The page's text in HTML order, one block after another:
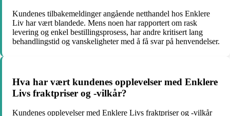
Kundenes tilbakemeldinger angående netthandel hos Enklere
Liv har vært blandede. Mens noen har rapportert om rask
levering og enkel bestillingsprosess, har andre kritisert lang
behandlingstid og vanskeligheter med å få svar på henvendelser.
Hva har vært kundenes opplevelser med Enklere
Livs fraktpriser og -vilkår?
Kundenes opplevelser med Enklere Livs fraktpriser og -vilkår